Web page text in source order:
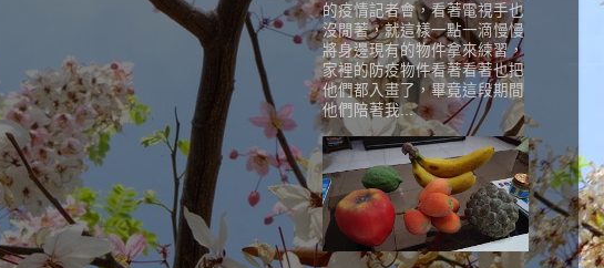
的疫情記者會，看著電視手也
沒閒著，就這樣一點一滴慢慢
將身邊現有的物件拿來練習，
家裡的防疫物件看著看著也把
他們都入畫了，畢竟這段期間
他們陪著我...